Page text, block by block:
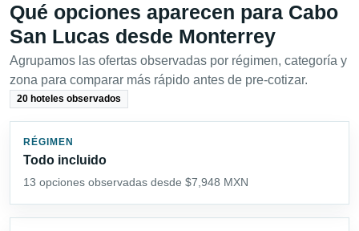
Qué opciones aparecen para Cabo
San Lucas desde Monterrey
Agrupamos las ofertas observadas por régimen, categoría y
zona para comparar más rápido antes de pre-cotizar.
20 hoteles observados
RÉGIMEN
Todo incluido
13 opciones observadas desde $7,948 MXN